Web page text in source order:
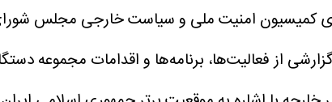
کمیسیون امنیت ملی و سیاست خارجی مجلس